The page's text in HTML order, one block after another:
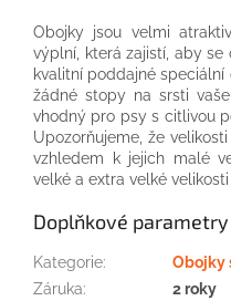
Obojky jsou velmi
výplní , která zajistí, aby se
kvalitní poddajné speciální
žádné stopy na srsti
vhodný pro psy s citlivou
Upozorňujeme, že velikosti
vzhledem k jejich malé
velké a extra velké
Doplňkové parametry
Kategorie:
Obojky
Záruka:
2 roky